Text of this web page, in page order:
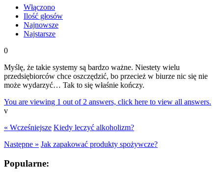
Włączono
Ilość głosów
Najnowsze
Najstarsze
0
Myślę, że takie systemy są bardzo ważne. Niestety wielu
przedsiębiorców chce oszczędzić, bo przecież w biurze nic się nie
może wydarzyć… Tak to się właśnie kończy.
You are viewing 1 out of 2 answers, click here to view all answers.
v
« Wcześniejsze Kiedy leczyć alkoholizm?
Następne » Jak zapakować produkty spożywcze?
Popularne: